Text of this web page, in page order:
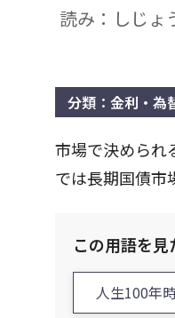
読み：しじょ
分類：金利・為
市場で決められ
では長期国債市
この用語を
人生100年